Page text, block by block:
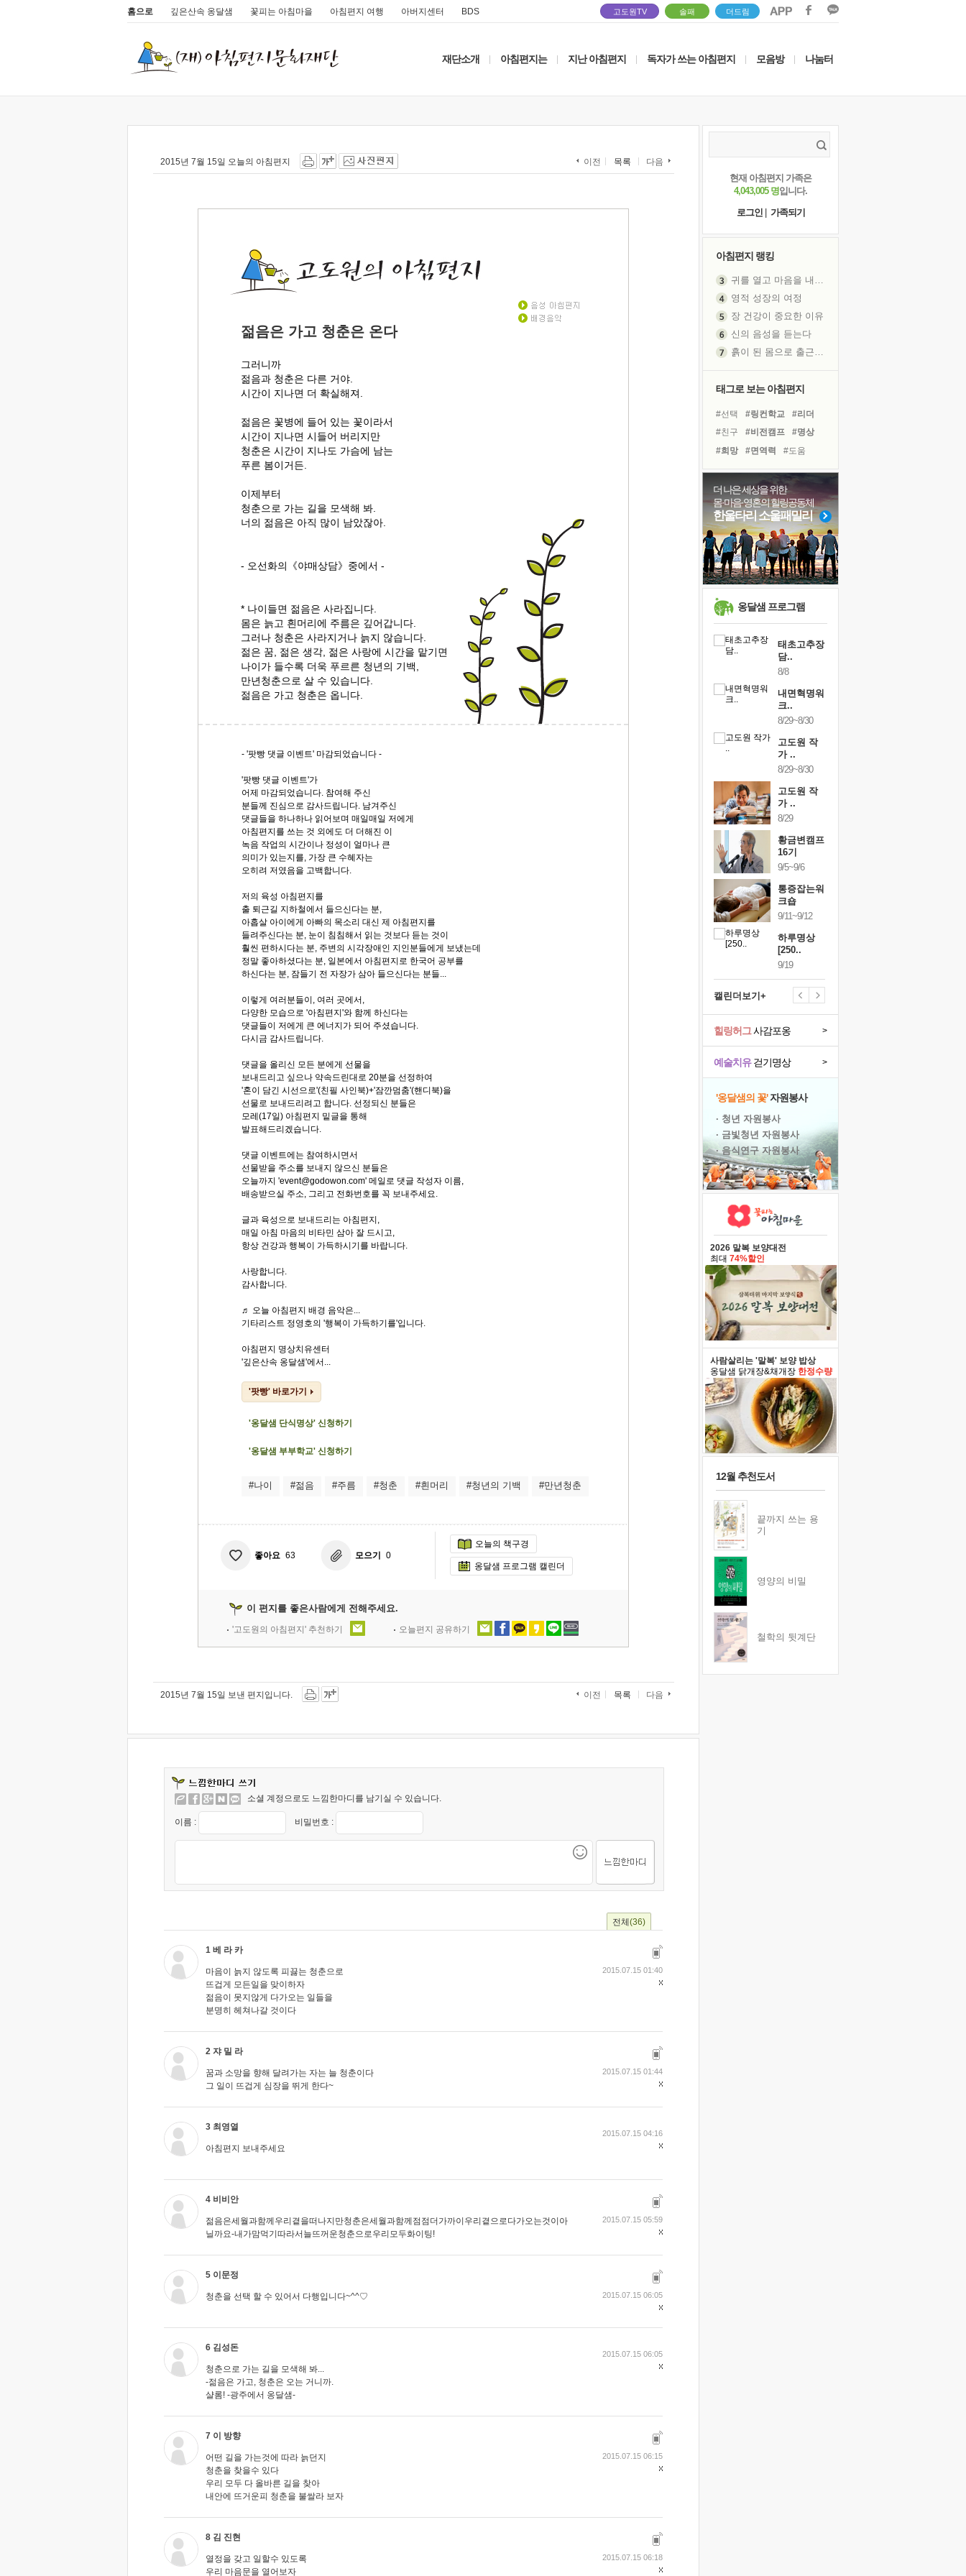
홈으로 깊은산속 옹달샘 꽃피는 아침마을 아침편지 여행 아버지센터 BDS 고도원TV 솔패 더드림
재단소개 아침편지는 지난 아침편지 독자가 쓰는 아침편지 모음방 나눔터
2015년 7월 15일 오늘의 아침편지 이전 목록 다음
젊음은 가고 청춘은 온다
그러니까
젊음과 청춘은 다른 거야.
시간이 지나면 더 확실해져.
젊음은 꽃병에 들어 있는 꽃이라서
시간이 지나면 시들어 버리지만
청춘은 시간이 지나도 가슴에 남는
푸른 봄이거든.
이제부터
청춘으로 가는 길을 모색해 봐.
너의 젊음은 아직 많이 남았잖아.
- 오선화의《야매상담》중에서 -
* 나이들면 젊음은 사라집니다.
몸은 늙고 흰머리에 주름은 깊어갑니다.
그러나 청춘은 사라지거나 늙지 않습니다.
젊은 꿈, 젊은 생각, 젊은 사랑에 시간을 맡기면
나이가 들수록 더욱 푸르른 청년의 기백,
만년청춘으로 살 수 있습니다.
젊음은 가고 청춘은 옵니다.
- '팟빵 댓글 이벤트' 마감되었습니다 -
'팟빵 댓글 이벤트'가
어제 마감되었습니다. 참여해 주신
분들께 진심으로 감사드립니다. 남겨주신
댓글들을 하나하나 읽어보며 매일매일 저에게
아침편지를 쓰는 것 외에도 더 더해진 이
녹음 작업의 시간이나 정성이 얼마나 큰
의미가 있는지를, 가장 큰 수혜자는
오히려 저였음을 고백합니다.
저의 육성 아침편지를
출 퇴근길 지하철에서 들으신다는 분,
아홉살 아이에게 아빠의 목소리 대신 제 아침편지를
들려주신다는 분, 눈이 침침해서 읽는 것보다 듣는 것이
훨씬 편하시다는 분, 주변의 시각장애인 지인분들에게 보냈는데
정말 좋아하셨다는 분, 일본에서 아침편지로 한국어 공부를
하신다는 분, 잠들기 전 자장가 삼아 들으신다는 분들...
이렇게 여러분들이, 여러 곳에서,
다양한 모습으로 '아침편지'와 함께 하신다는
댓글들이 저에게 큰 에너지가 되어 주셨습니다.
다시금 감사드립니다.
댓글을 올리신 모든 분에게 선물을
보내드리고 싶으나 약속드린대로 20분을 선정하여
'혼이 담긴 시선으로'(친필 사인북)+'잠깐멈춤'(핸디북)을
선물로 보내드리려고 합니다. 선정되신 분들은
모레(17일) 아침편지 밑글을 통해
발표해드리겠습니다.
댓글 이벤트에는 참여하시면서
선물받을 주소를 보내지 않으신 분들은
오늘까지 'event@godowon.com' 메일로 댓글 작성자 이름,
배송받으실 주소, 그리고 전화번호를 꼭 보내주세요.
글과 육성으로 보내드리는 아침편지,
매일 아침 마음의 비타민 삼아 잘 드시고,
항상 건강과 행복이 가득하시기를 바랍니다.
사랑합니다.
감사합니다.
♬ 오늘 아침편지 배경 음악은...
기타리스트 정영호의 '행복이 가득하기를'입니다.
아침편지 명상치유센터
'깊은산속 옹달샘'에서...
'팟빵' 바로가기
'옹달샘 단식명상' 신청하기
'옹달샘 부부학교' 신청하기
#나이 #젊음 #주름 #청춘 #흰머리 #청년의 기백 #만년청춘
좋아요 63 모으기 0
오늘의 책구경
옹달샘 프로그램 캘린더
이 편지를 좋은사람에게 전해주세요.
'고도원의 아침편지' 추천하기 오늘편지 공유하기
2015년 7월 15일 보낸 편지입니다. 이전 목록 다음
소셜 계정으로도 느낌한마디를 남기실 수 있습니다.
이름 : 비밀번호 :
전체 (36)
1 베 라 카
마음이 늙지 않도록 피끓는 청춘으로
뜨겁게 모든일을 맞이하자
젊음이 못지않게 다가오는 일들을
분명히 헤쳐나갈 것이다
2015.07.15 01:40
2 쟈 밀 라
꿈과 소망을 향해 달려가는 자는 늘 청춘이다
그 일이 뜨겁게 심장을 뛰게 한다~
2015.07.15 01:44
3 최영열
아침편지 보내주세요
2015.07.15 04:16
4 비비안
젊음은세월과함께우리곁을떠나지만청춘은세월과함께점점더가까이우리곁으로다가오는것이아
닐까요-내가맘먹기따라서늘뜨꺼운청춘으로우리모두화이팅!
2015.07.15 05:59
5 이문정
청춘을 선택 할 수 있어서 다행입니다~^^♡ 2015.07.15 06:05
6 김성돈
청춘으로 가는 길을 모색해 봐...
-젊음은 가고, 청춘은 오는 거니까.
샬롬! -광주에서 옹달샘-
2015.07.15 06:05
7 이 방향
어떤 길을 가는것에 따라 늙던지
청춘을 찾을수 있다
우리 모두 다 올바른 길을 찾아
내안에 뜨거운피 청춘을 불쌀라 보자
2015.07.15 06:15
8 김 진현
열정을 갖고 일할수 있도록
우리 마음문을 열어보자
2015.07.15 06:18
현재 아침편지 가족은
4,043,005 명입니다.
로그인
가족되기
아침편지 랭킹
귀를 열고 마음을 내어주고
영적 성장의 여정
장 건강이 중요한 이유
신의 음성을 듣는다
흙이 된 몸으로 출근하는 여자
졸업식 사진을 보며
아픈 아버지를 위한 공간 설계
극심한 변비, 어깨결림, 수면 장애
보고 싶은 어머니
유년 시절의 부산 영도 바다
못된 꼰대들
거울 속의 나
희망이란
'모른다'는 것
태그로 보는 아침편지
#선택 #링컨학교
#리더
#친구
#비전캠프
#명상
#희망
#면역력
#도움
#삶
#사람 #다짐
#극복
#바이러스
#경험
#계획
#아이들
#유튜브
#나눔
#위기
#독서
더 나은 세상을 위한
몸·마음·영혼의 힐링공동체
한울타리 소울패밀리
옹달샘 프로그램
태초고추장
담..
8/8
내면혁명워
크..
8/29~8/30
고도원 작
가 ..
8/29~8/30
고도원 작
가 ..
8/29
황금변캠프
16기
9/5~9/6
통증잡는워
크숍
9/11~9/12
하루명상
[250..
9/19
캘린더보기+
예술치유걷기명상 >
힐링허그사감포옹 >
'옹달샘의 꽃'자원봉사
· 청년 자원봉사
· 금빛청년 자원봉사
· 음식연구 자원봉사
2026 말복 보양대전
최대 74%할인
사람살리는 '말복' 보양 밥상
옹달샘 닭개장&채개장 한정수량
12월 추천도서
끝까지 쓰는 용
기
영양의 비밀
철학의 뒷계단